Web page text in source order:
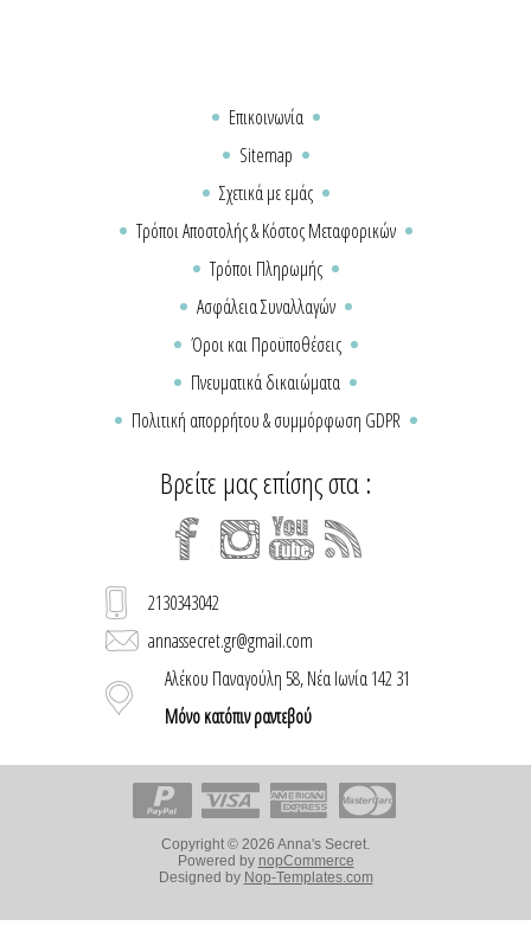
Επικοινωνία
Sitemap
Σχετικά με εμάς
Τρόποι Αποστολής & Κόστος Μεταφορικών
Τρόποι Πληρωμής
Ασφάλεια Συναλλαγών
Όροι και Προϋποθέσεις
Πνευματικά δικαιώματα
Πολιτική απορρήτου & συμμόρφωση GDPR
Βρείτε μας επίσης στα :
2130343042
annassecret.gr@gmail.com
Αλέκου Παναγούλη 58, Νέα Ιωνία 142 31
Μόνο κατόπιν ραντεβού
Copyright © 2026 Anna's Secret.
Powered by nopCommerce
Designed by Nop-Templates.com